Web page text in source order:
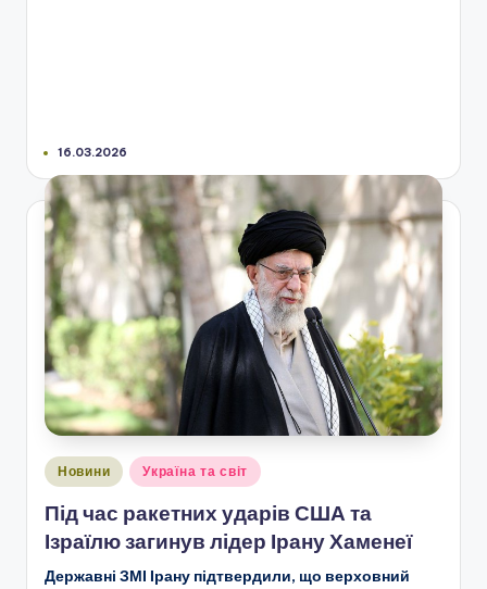
16.03.2026
Опубліковано
Новини Україна та світ
Під час ракетних ударів США та
Ізраїлю загинув лідер Ірану Хаменеї
Державні ЗМІ Ірану підтвердили, що верховний